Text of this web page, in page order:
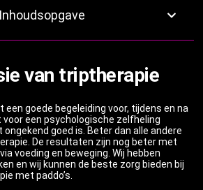
Inhoudsopgave
van triptherapie
een goede begeleiding voor, tijdens en na
een psychologische zelfheling
goed is. Beter dan alle andere
De resultaten zijn nog beter met
voeding en beweging. Wij hebben
en wij kunnen de beste zorg bieden bij
met paddo’s.